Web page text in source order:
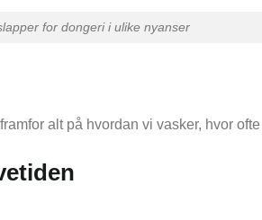
for dongeri i ulike nyanser
alt på hvordan vi vasker, hvor